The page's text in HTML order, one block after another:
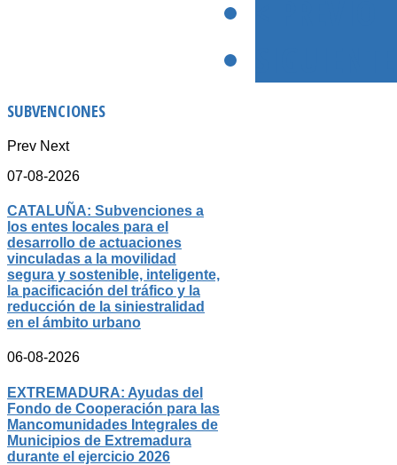
SUBVENCIONES
Prev Next
07-08-2026
CATALUÑA: Subvenciones a
los entes locales para el
desarrollo de actuaciones
vinculadas a la movilidad
segura y sostenible, inteligente,
la pacificación del tráfico y la
reducción de la siniestralidad
en el ámbito urbano
06-08-2026
EXTREMADURA: Ayudas del
Fondo de Cooperación para las
Mancomunidades Integrales de
Municipios de Extremadura
durante el ejercicio 2026